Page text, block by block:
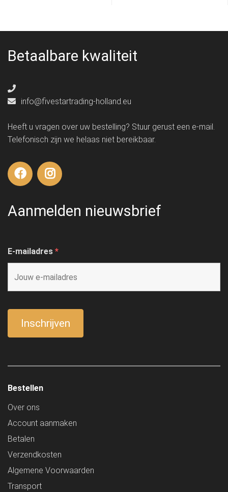
Betaalbare kwaliteit
info@fivestartrading-holland.eu
Heeft u vragen over uw bestelling? Stuur gerust een e-mail.
Telefonisch zijn we helaas niet bereikbaar.
Aanmelden nieuwsbrief
E-mailadres *
Bestellen
Over ons
Account aanmaken
Betalen
Verzendkosten
Algemene Voorwaarden
Transport